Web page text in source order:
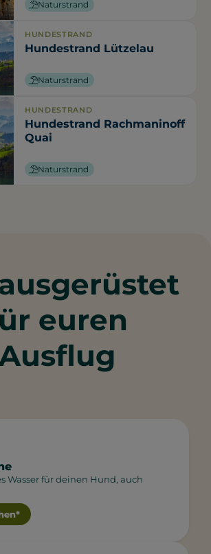
Naturstrand
HUNDESTRAND
Hundestrand Lützelau
Naturstrand
HUNDESTRAND
Hundestrand Rachmaninoff
Quai
Naturstrand
euren
Wasser für deinen Hund, auch